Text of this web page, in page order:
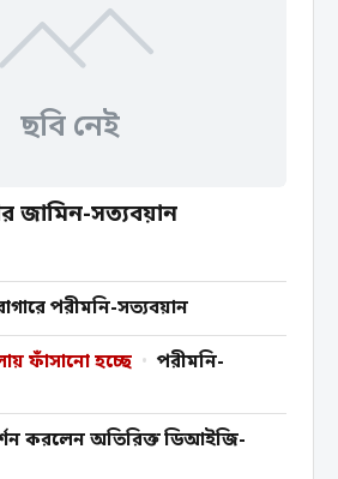
ছবি নেই
জামিন-সত্যবয়ান
পরীমনি-সত্যবয়ান
ফাঁসানো হচ্ছে • পরীমনি-
করলেন অতিরিক্ত ডিআইজি-